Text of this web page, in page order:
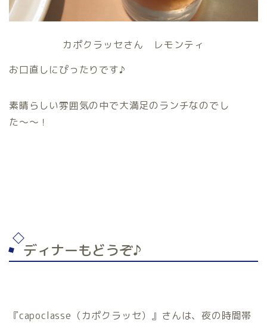
カポクラッセさん レモンティ
お口直しにぴったりです♪
素晴らしい雰囲気の中で大満足のランチなのでし
た〜〜！
ディナーもどうぞ♪
『capoclasse（カポクラッセ）』さんは、夜の時間帯